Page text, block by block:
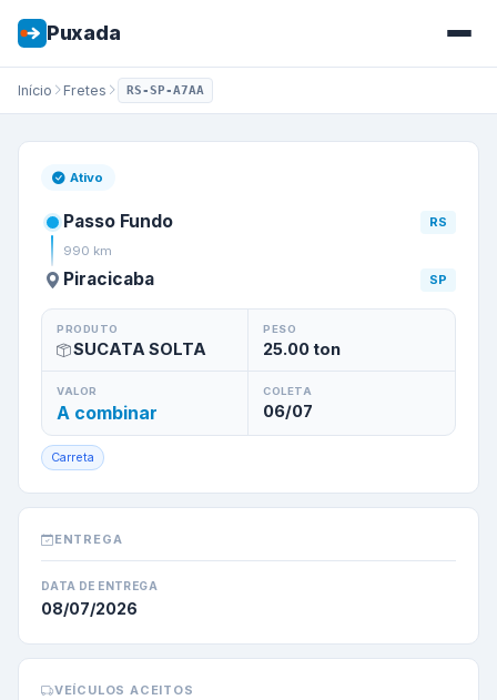
Puxada
Início Fretes RS-SP-A7AA
Frete de
Ativo
Passo Fundo
RS
990 km
Piracicaba SP
PRODUTO
SUCATA SOLTA
PESO
25.00ton
VALOR
A combinar
COLETA
06/07
Carreta
ENTREGA
DATA DE ENTREGA
08/07/2026
VEÍCULOS ACEITOS